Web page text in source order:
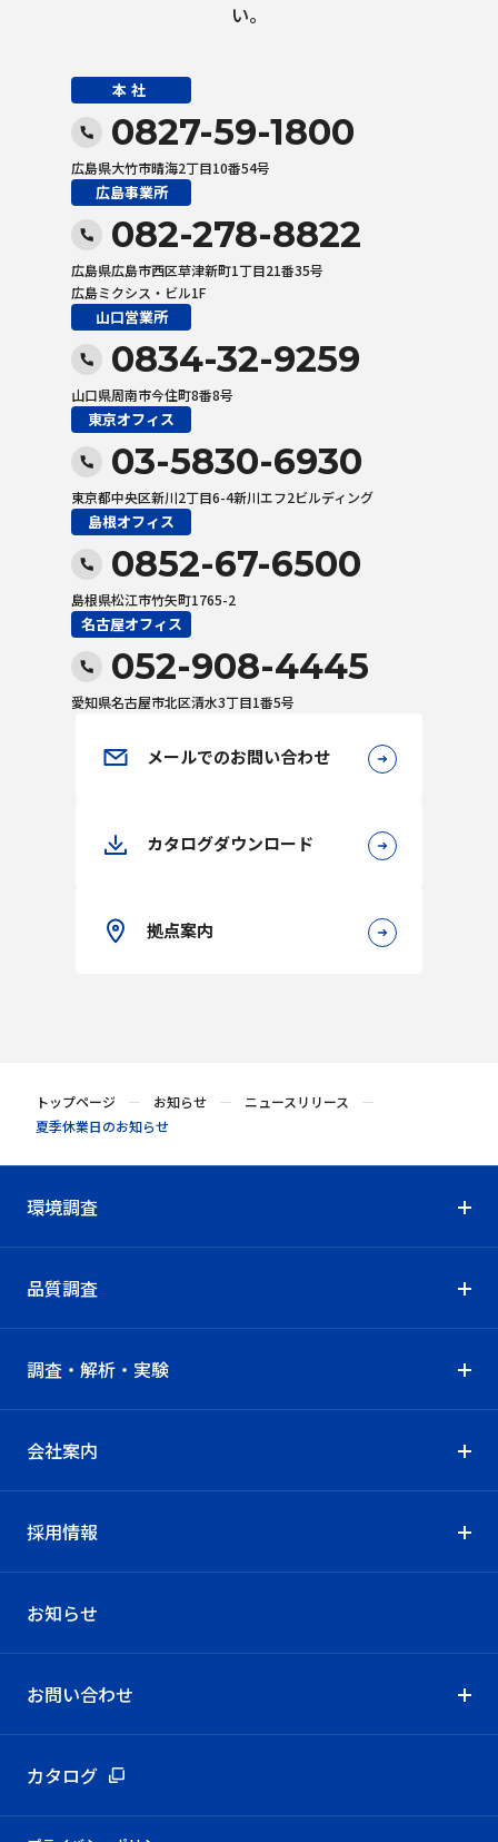
い。
本社
0827-59-1800
広島県大竹市晴海2丁目10番54号
広島事業所
082-278-8822
広島県広島市西区草津新町1丁目21番35号
広島ミクシス・ビル1F
山口営業所
0834-32-9259
山口県周南市今住町8番8号
東京オフィス
03-5830-6930
東京都中央区新川2丁目6-4新川エフ2ビルディング
島根オフィス
0852-67-6500
島根県松江市竹矢町1765-2
名古屋オフィス
052-908-4445
愛知県名古屋市北区清水3丁目1番5号
メールでのお問い合わせ
カタログダウンロード
拠点案内
トップページ お知らせ
ニュースリリース
夏季休業日のお知らせ
環境調査
品質調査
調査・解析・実験
会社案内
採用情報
お知らせ
お問い合わせ
カタログ